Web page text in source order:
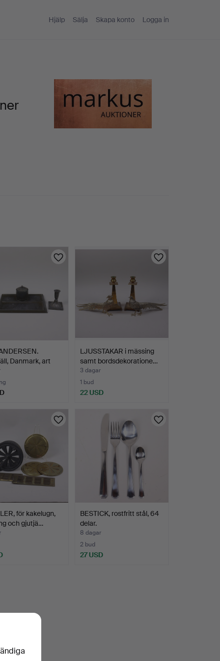
Hjälp Sälja Skapa konto Logga in
Danmark, art
LJUSSTAKAR i mässing
samt bordsdekoratione…
3 dagar
1 bud
22 USD
för kakelugn,
och gjutjä…
BESTICK, rostfritt stål, 64
delar.
8 dagar
2 bud
27 USD